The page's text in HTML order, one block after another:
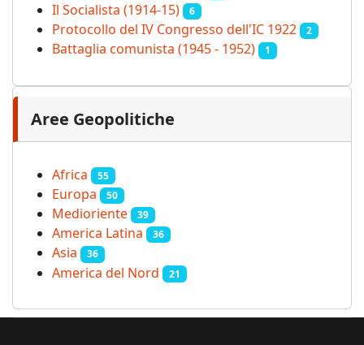
Il Socialista (1914‑15) 6
Protocollo del IV Congresso dell'IC 1922 2
Battaglia comunista (1945 - 1952) 1
Aree Geopolitiche
Africa 55
Europa 50
Medioriente 39
America Latina 36
Asia 36
America del Nord 21